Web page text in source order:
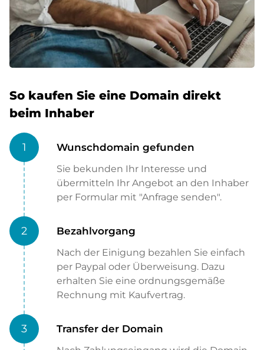
So kaufen Sie eine Domain direkt
beim Inhaber
1 Wunschdomain gefunden
Sie bekunden Ihr Interesse und
übermitteln Ihr Angebot an den Inhaber
per Formular mit "Anfrage senden".
2 Bezahlvorgang
Nach der Einigung bezahlen Sie einfach
per Paypal oder Überweisung. Dazu
erhalten Sie eine ordnungsgemäße
Rechnung mit Kaufvertrag.
3 Transfer der Domain